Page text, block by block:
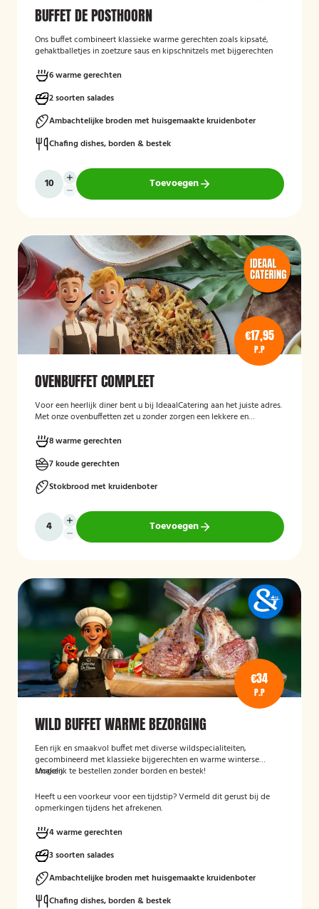
BUFFET DE POSTHOORN
Ons buffet combineert klassieke warme gerechten zoals kipsaté,
gehaktballetjes in zoetzure saus en kipschnitzels met bijgerechten
frisse rauwkost, gemengde salades en vers brood met kruidenboter
voor een compleet en smaakvol geheel.
Mogelijk te bestellen zonder borden en bestek!
6 warme gerechten
2 soorten salades
Ambachtelijke broden met huisgemaakte kruidenboter
Chafing dishes, borden & bestek
Toevoegen
€17,95
P.P
OVENBUFFET COMPLEET
Voor een heerlijk diner bent u bij IdeaalCatering aan het juiste adres.
Met onze ovenbuffetten zet u zonder zorgen een lekkere en
personen is een ovenbuffet Ideaal!
8 warme gerechten
7 koude gerechten
Stokbrood met kruidenboter
Toevoegen
€34
P.P
WILD BUFFET WARME BEZORGING
Een rijk en smaakvol buffet met diverse wildspecialiteiten,
gecombineerd met klassieke bijgerechten en warme winterse
smaken.
Mogelijk te bestellen zonder borden en bestek!
Heeft u een voorkeur voor een tijdstip? Vermeld dit gerust bij de
opmerkingen tijdens het afrekenen.
4 warme gerechten
3 soorten salades
Ambachtelijke broden met huisgemaakte kruidenboter
Chafing dishes, borden & bestek